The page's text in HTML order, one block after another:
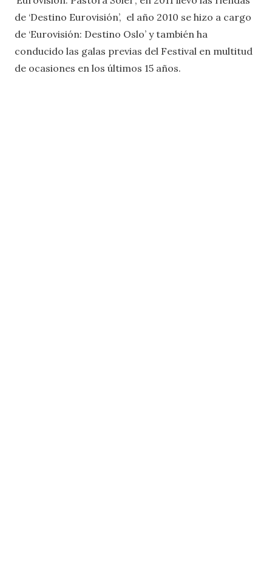
de ‘Destino Eurovisión’, el año 2010 se hizo a cargo
de ‘Eurovisión: Destino Oslo’ y también ha
conducido las galas previas del Festival en multitud
de ocasiones en los últimos 15 años.